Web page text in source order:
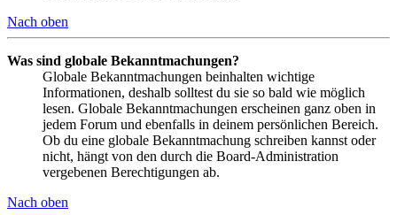
Nach oben
Was sind globale Bekanntmachungen?
Globale Bekanntmachungen beinhalten wichtige
Informationen, deshalb solltest du sie so bald wie möglich
lesen. Globale Bekanntmachungen erscheinen ganz oben in
jedem Forum und ebenfalls in deinem persönlichen Bereich.
Ob du eine globale Bekanntmachung schreiben kannst oder
nicht, hängt von den durch die Board-Administration
vergebenen Berechtigungen ab.
Nach oben